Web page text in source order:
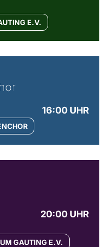
E.V.
16:00 UHR
20:00 UHR
GAUTING E.V.